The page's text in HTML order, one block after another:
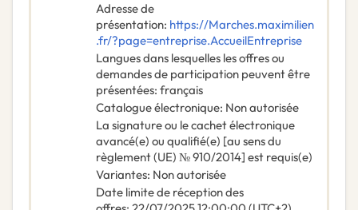
Adresse de
présentation: https://Marches.maximilien
.fr/?page=entreprise.AccueilEntreprise
Langues dans lesquelles les offres ou
demandes de participation peuvent être
présentées: français
Catalogue électronique: Non autorisée
La signature ou le cachet électronique
avancé(e) ou qualifié(e) [au sens du
règlement (UE) № 910/2014] est requis(e)
Variantes: Non autorisée
Date limite de réception des